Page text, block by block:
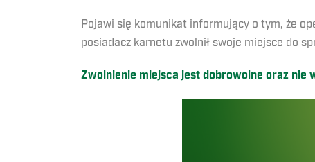
Pojawi się komunikat informujący o tym, że
posiadacz karnetu zwolnił swoje miejsce do
Zwolnienie miejsca jest dobrowolne oraz nie